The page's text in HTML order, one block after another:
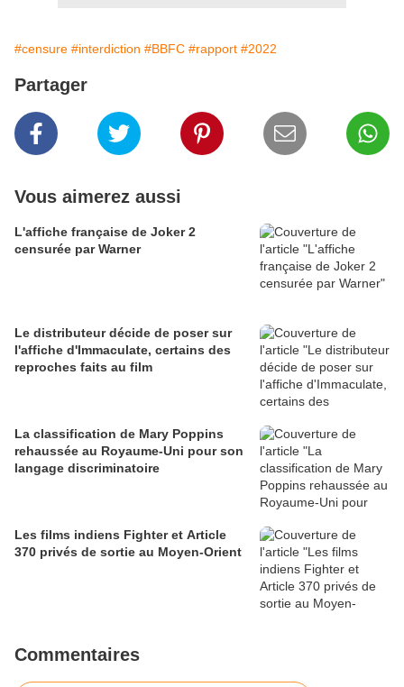
#censure #interdiction #BBFC #rapport #2022
Partager
Vous aimerez aussi
L'affiche française de Joker 2
censurée par Warner
Le distributeur décide de poser sur
l'affiche d'Immaculate, certains des
reproches faits au film
La classification de Mary Poppins
rehaussée au Royaume-Uni pour son
langage discriminatoire
Les films indiens Fighter et Article
370 privés de sortie au Moyen-Orient
Commentaires